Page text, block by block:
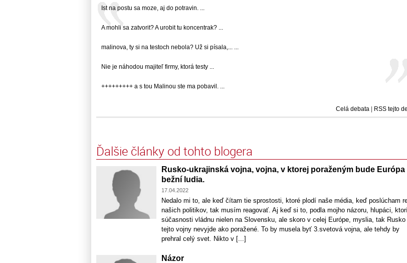
Ist na postu sa moze, aj do potravin. ...
A mohli sa zatvorit? A urobit tu koncentrak? ...
malinova, ty si na testoch nebola? Už si písala,... ...
Nie je náhodou majiteľ firmy, ktorá testy ...
+++++++++ a s tou Malinou ste ma pobavil. ...
Celá debata | RSS tejto
Ďalšie články od tohto blogera
Rusko-ukrajinská vojna, vojna, v ktorej poraženým bude Európa
bežní ludia.
17.04.2022
Nedalo mi to, ale keď čítam tie sprostosti, ktoré plodí naše média, keď poslúcham
našich politikov, tak musím reagovať. Aj keď si to, podla mojho názoru, hlupáci,
súčasnosti vládnu nielen na Slovensku, ale skoro v celej Európe, myslia, tak Rusko
tejto vojny nevyjde ako poražené. To by musela byť 3.svetová vojna, ale tehdy by
prehral celý svet. Nikto v [...]
Názor